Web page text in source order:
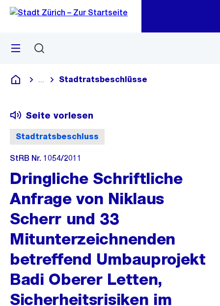
Navigation
Sprunglink
Menü
Deutsch
Blende alle Breadcrumbs ein
Stadtratsbeschlüsse
Stadtratsbeschluss
Seite vorlesen
StRB Nr. 1054/2011
Dringliche Schriftliche
Anfrage von Niklaus
Scherr und 33
Mitunterzeichnenden
betreffend Umbauprojekt
Badi Oberer Letten,
Sicherheitsrisiken im